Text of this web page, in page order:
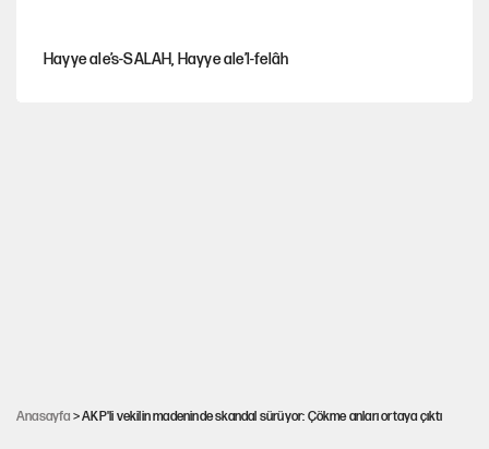
Hayye ale’s-SALAH, Hayye ale’l-felâh
Anasayfa > AKP'li vekilin madeninde skandal sürüyor: Çökme anları ortaya çıktı